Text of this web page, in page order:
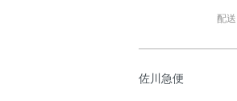
配
佐川急便